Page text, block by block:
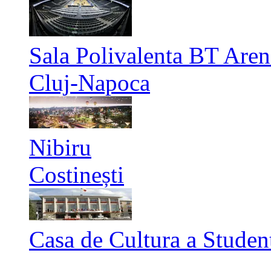
Sala Polivalenta BT
Cluj-Napoca
Nibiru
Costinești
Casa de Cultura a